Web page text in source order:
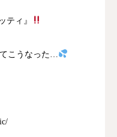
ティ』
こうなった…